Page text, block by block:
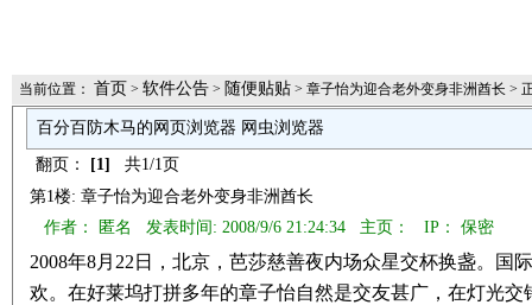
当前位置： 首页 > 软件公告 > 随便贴贴 > 章子怡为迎合老外变身非洲酋长 >
百分百防木马的网页浏览器 网虫浏览器
翻页： [1]
共1/1页
第1楼: 章子怡为迎合老外变身非洲酋长
作者： 匿名 发表时间: 2008/9/6 21:24:34 主页：
IP： 保密
2008年8月22日，北京，芭莎慈善夜内场众星交杯换盏。国
欢。在好莱坞打拼多年的章子怡自然是交友甚广，在灯光